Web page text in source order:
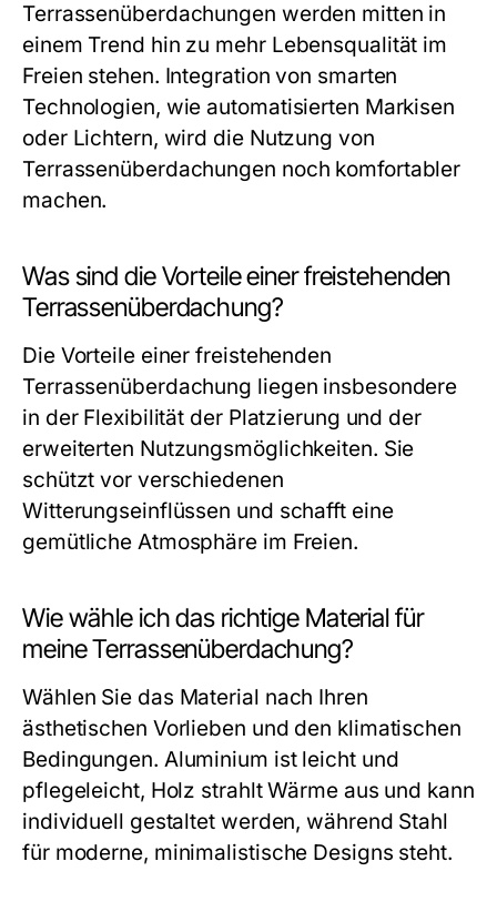
Terrassenüberdachungen werden mitten in
einem Trend hin zu mehr Lebensqualität im
Freien stehen. Integration von smarten
Technologien, wie automatisierten Markisen
oder Lichtern, wird die Nutzung von
Terrassenüberdachungen noch komfortabler
machen.
Was sind die Vorteile einer freistehenden
Terrassenüberdachung?
Die Vorteile einer freistehenden
Terrassenüberdachung liegen insbesondere
in der Flexibilität der Platzierung und der
erweiterten Nutzungsmöglichkeiten. Sie
schützt vor verschiedenen
Witterungseinflüssen und schafft eine
gemütliche Atmosphäre im Freien.
Wie wähle ich das richtige Material für
meine Terrassenüberdachung?
Wählen Sie das Material nach Ihren
ästhetischen Vorlieben und den klimatischen
Bedingungen. Aluminium ist leicht und
pflegeleicht, Holz strahlt Wärme aus und kann
individuell gestaltet werden, während Stahl
für moderne, minimalistische Designs steht.